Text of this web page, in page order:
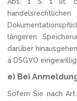
Abs. 1 S. 1 lit. c
längeren
darüber
a DSGVO
e) Bei
Sofern Sie nach